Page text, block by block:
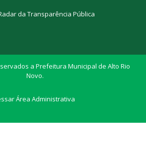
da Transparência Pública
a Prefeitura Municipal de Alto Rio
Novo.
Área Administrativa